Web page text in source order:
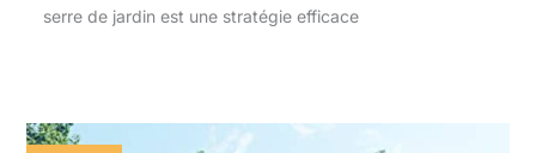
serre de jardin est une stratégie efficace